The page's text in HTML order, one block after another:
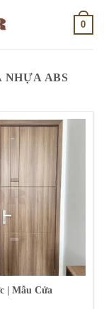
0
ABS
| Mẫu Cửa